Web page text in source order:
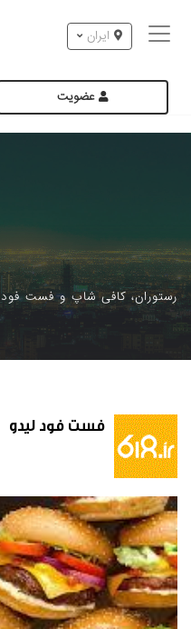
ایران
عضویت
رستوران، کافی شاپ و فست فود
فست فود لیدو